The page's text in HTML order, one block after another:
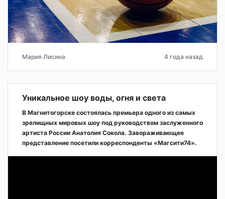
Мария Лисина 4 года назад
Уникальное шоу воды, огня и света
В Магнитогорске состоялась премьера одного из самых
зрелищных мировых шоу под руководством заслуженного
артиста России Анатолия Сокола. Завораживающее
представление посетили корреспонденты «Магсити74».